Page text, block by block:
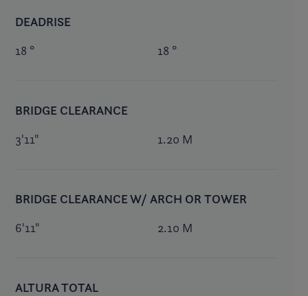
DEADRISE
18 ° 18 °
BRIDGE CLEARANCE
3'11" 1.20 M
BRIDGE CLEARANCE W/ ARCH OR TOWER
6'11" 2.10 M
ALTURA TOTAL